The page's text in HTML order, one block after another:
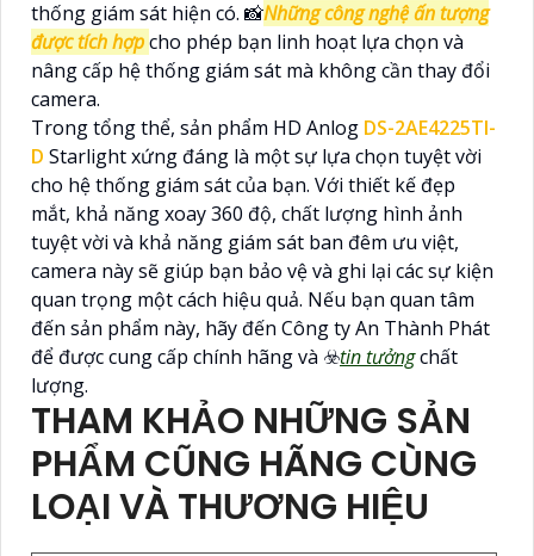
thống giám sát hiện có. 📸Những công nghệ ấn tượng
được tích hợpcho phép bạn linh hoạt lựa chọn và
nâng cấp hệ thống giám sát mà không cần thay đổi
camera.
Trong tổng thể, sản phẩm HD Anlog DS-2AE4225TI-
D Starlight xứng đáng là một sự lựa chọn tuyệt vời
cho hệ thống giám sát của bạn. Với thiết kế đẹp
mắt, khả năng xoay 360 độ, chất lượng hình ảnh
tuyệt vời và khả năng giám sát ban đêm ưu việt,
camera này sẽ giúp bạn bảo vệ và ghi lại các sự kiện
quan trọng một cách hiệu quả. Nếu bạn quan tâm
đến sản phẩm này, hãy đến Công ty An Thành Phát
để được cung cấp chính hãng và ☣️tin tưởngchất
lượng.
THAM KHẢO NHỮNG SẢN
PHẨM CŨNG HÃNG CÙNG
LOẠI VÀ THƯƠNG HIỆU